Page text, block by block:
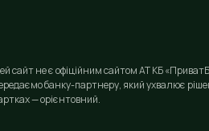
сайт не є офіційним сайтом АТ КБ
банку-партнеру, який ухвалює
— орієнтовний.